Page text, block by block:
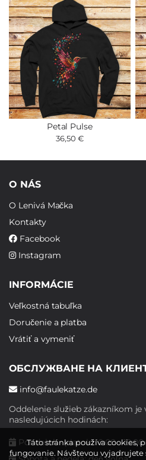
Petal Pulse
36,50 €
O NÁS
O Lenivá Mačka
Kontakty
Facebook
Instagram
INFORMÁCIE
Veľkostná tabuľka
Doručenie a platba
Vrátiť a vymeniť
ОБСЛУЖВАНЕ НА
info@faulekatze.de
Oddelenie služieb zákazníkom
nasledujúcich hodinách:
Pondelok - piatok: 10:00 - 19:00
Táto stránka používa cookies,
fungovanie. Návštevou